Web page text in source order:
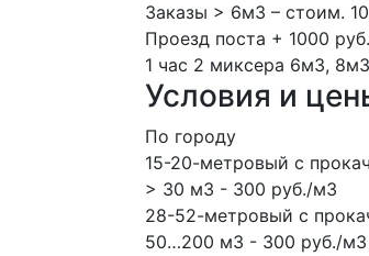
Заказы > 6м3 – стоим.
Проезд поста + 1000
1 час 2 миксера 6м3,
Условия и
По городу
15-20-метровый с
> 30 м3 - 300 руб./м3
28-52-метровый с
50…200 м3 - 300 руб./м3